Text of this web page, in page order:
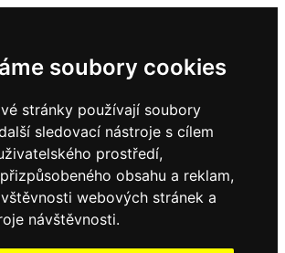
soubory cookies
stránky používají soubory
sledovací nástroje s cílem
prostředí,
obsahu a reklam,
webových stránek a
návštěvnosti.